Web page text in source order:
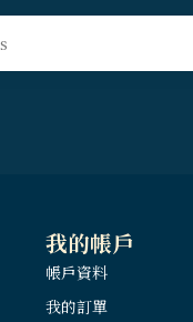
我的帳戶
帳戶資料
我的訂單